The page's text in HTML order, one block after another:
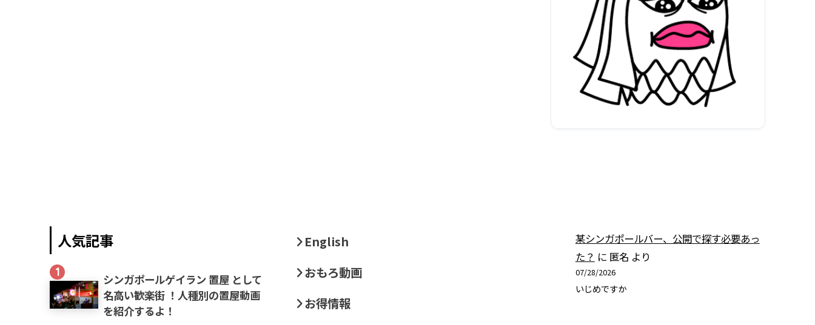
人気記事
1
シンガポールゲイラン 置屋 として
名高い歓楽街 ！人種別の置屋動画
を紹介するよ！
English
おもろ動画
お得情報
某シンガポールバー、公開で探す必要あっ
た？ に 匿名 より
07/28/2026
いじめですか